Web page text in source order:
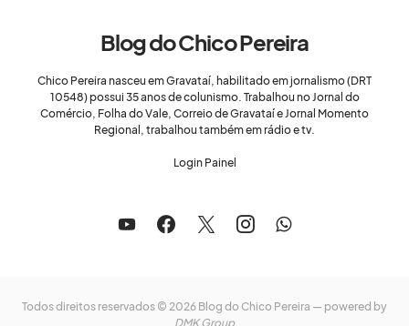
Blog do Chico Pereira
Chico Pereira nasceu em Gravataí, habilitado em jornalismo (DRT
10548) possui 35 anos de colunismo. Trabalhou no Jornal do
Comércio, Folha do Vale, Correio de Gravataí e Jornal Momento
Regional, trabalhou também em rádio e tv.
Login Painel
Todos direitos reservados © 2026 Blog do Chico Pereira — powered by
DMK Group